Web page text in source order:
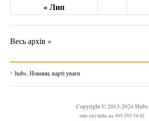
« Лип
Весь архів »
hubs. Новини, варті уваги
Copyright © 2013-2024 Hubs
info (at) hubs.ua 095-555-74-92